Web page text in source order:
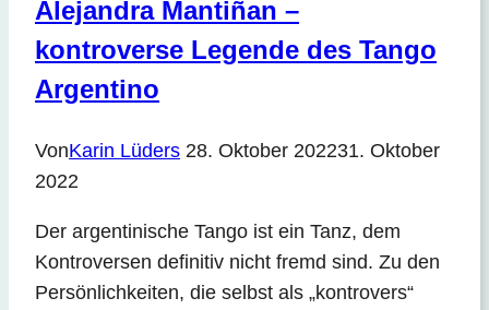
Alejandra Mantiñan –
kontroverse Legende des Tango
Argentino
VonKarin Lüders 28. Oktober 202231. Oktober
2022
Der argentinische Tango ist ein Tanz, dem
Kontroversen definitiv nicht fremd sind. Zu den
Persönlichkeiten, die selbst als „kontrovers“